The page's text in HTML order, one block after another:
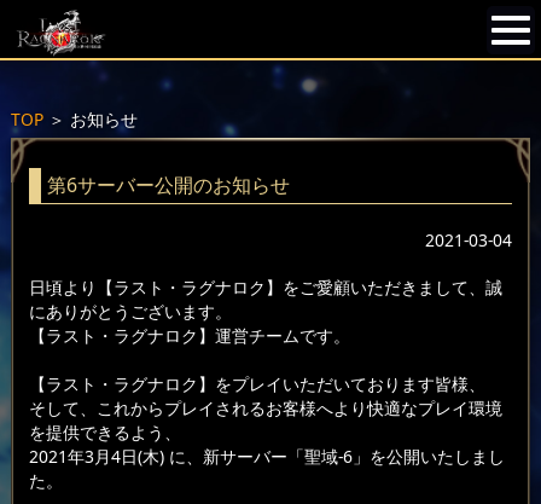
TOP＞ お知らせ
第6サーバー公開のお知らせ
2021-03-04
日頃より【ラスト・ラグナロク】をご愛顧いただきまして、誠
にありがとうございます。
【ラスト・ラグナロク】運営チームです。
【ラスト・ラグナロク】をプレイいただいております皆様、
そして、これからプレイされるお客様へより快適なプレイ環境
を提供できるよう、
2021年3月4日(木) に、新サーバー「聖域-6」を公開いたしまし
た。